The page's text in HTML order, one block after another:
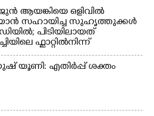
ആയങ്കിയെ ഒളിവിൽ
സഹായിച്ച സുഹൃത്തുക്കൾ
പിടിയിലായത്
ഫ്ലാറ്റിൽനിന്ന്
യൂണി: എതിർപ്പ് ശക്തം